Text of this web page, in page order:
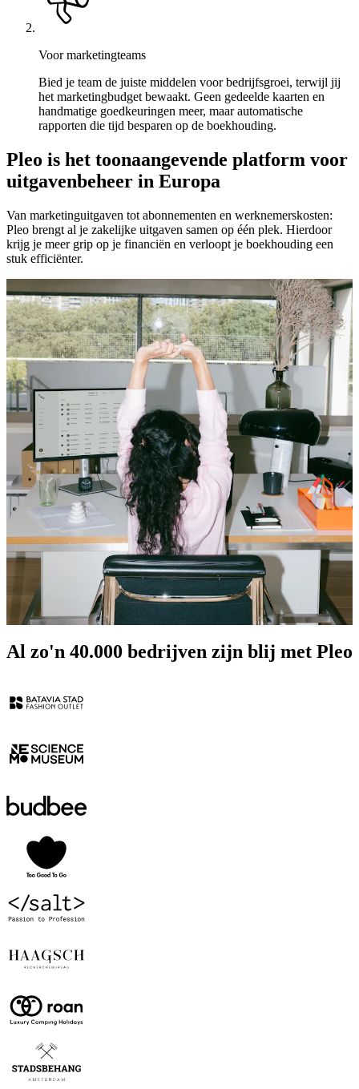
Voor marketingteams
Bied je team de juiste middelen voor bedrijfsgroei, terwijl jij
het marketingbudget bewaakt. Geen gedeelde kaarten en
handmatige goedkeuringen meer, maar automatische
rapporten die tijd besparen op de boekhouding.
Pleo is het toonaangevende platform voor
uitgavenbeheer in Europa
Van marketinguitgaven tot abonnementen en werknemerskosten:
Pleo brengt al je zakelijke uitgaven samen op één plek. Hierdoor
krijg je meer grip op je financiën en verloopt je boekhouding een
stuk efficiënter.
Al zo'n 40.000 bedrijven zijn blij met Pleo